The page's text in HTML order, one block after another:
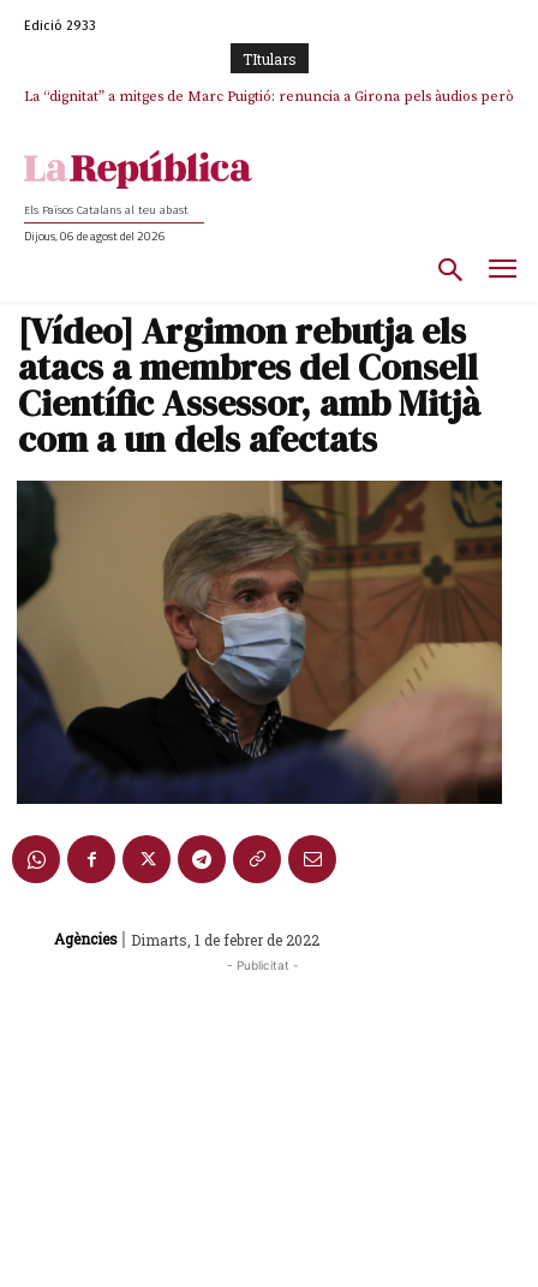
Edició 2933
TItulars
La “dignitat” a mitges de Marc Puigtió: renuncia a Girona pels àudios però
Els Països Catalans al teu abast
Dijous, 06 de agost del 2026
[Vídeo] Argimon rebutja els
atacs a membres del Consell
Científic Assessor, amb Mitjà
com a un dels afectats
Agències | Dimarts, 1 de febrer de 2022
- Publicitat -